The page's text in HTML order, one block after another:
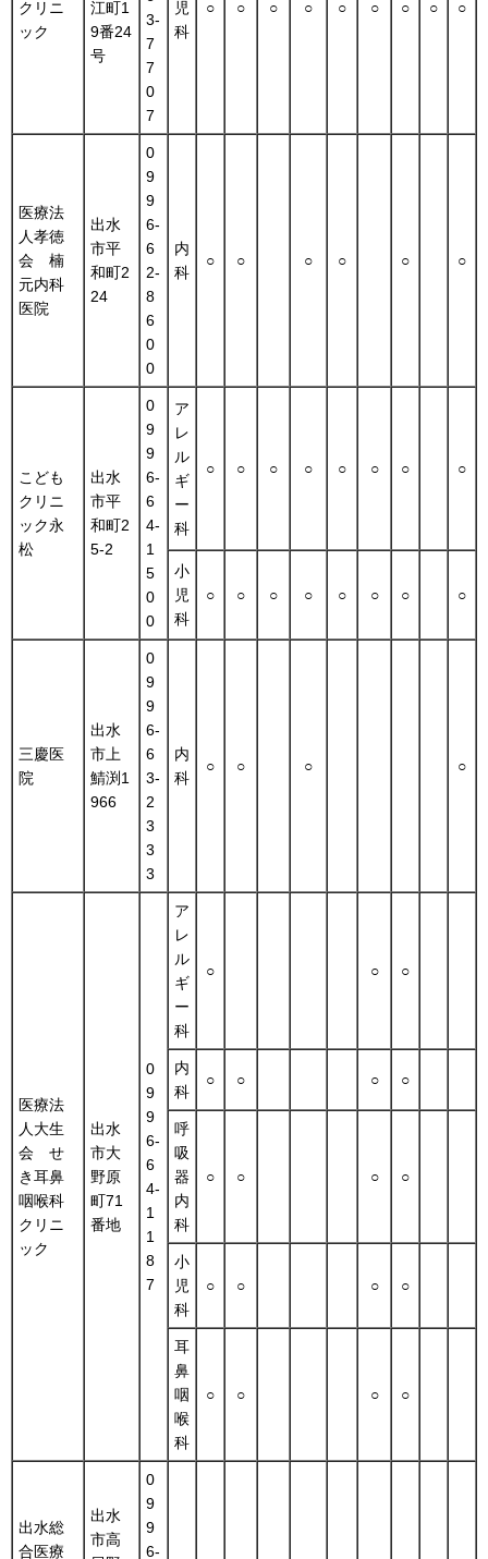
クリニ
ック
江町1
9番24
号
3-
7
7
0
7
児
科
○ ○ ○ ○ ○ ○ ○ ○ ○
医療法
人孝徳
会 楠
元内科
医院
出水
市平
和町2
24
0
9
9
6-
6
2-
8
6
0
0
内
科
○ ○ ○ ○ ○ ○
こども
クリニ
ック永
松
出水
市平
和町2
5-2
0
9
9
6-
6
4-
1
5
0
0
ア
レ
ル
ギ
ー
科
○ ○ ○ ○ ○ ○ ○ ○
小
児
科
○ ○ ○ ○ ○ ○ ○ ○
三慶医
院
出水
市上
鯖渕1
966
0
9
9
6-
6
3-
2
3
3
3
内
科
○ ○ ○ ○
医療法
人大生
会 せ
き耳鼻
咽喉科
クリニ
ック
出水
市大
野原
町71
番地
0
9
9
6-
6
4-
1
1
8
7
ア
レ
ル
ギ
ー
科
○ ○ ○
内
科
○ ○ ○ ○
呼
吸
器
内
科
○ ○ ○ ○
小
児
科
○ ○ ○ ○
耳
鼻
咽
喉
科
○ ○ ○ ○
出水総
合医療
出水
市高
0
9
9
6-